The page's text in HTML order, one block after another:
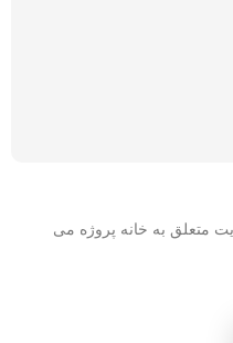
متعلق به خانه پروژه می